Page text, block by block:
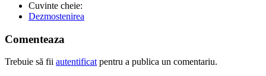
Cuvinte cheie:
Dezmostenirea
Comenteaza
Trebuie să fii autentificatpentru a publica un comentariu.